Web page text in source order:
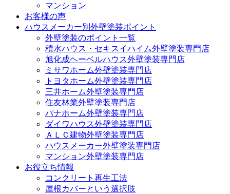
マンション
お客様の声
ハウスメーカー別外壁塗装ポイント
外壁塗装のポイント一覧
積水ハウス・セキスイハイム外壁塗装専門店
旭化成ヘーベルハウス外壁塗装専門店
ミサワホーム外壁塗装専門店
トヨタホーム外壁塗装専門店
三井ホーム外壁塗装専門店
住友林業外壁塗装専門店
パナホーム外壁塗装専門店
ダイワハウス外壁塗装専門店
ＡＬＣ建物外壁塗装専門店
ハウスメーカー外壁塗装専門店
マンション外壁塗装専門店
お役立ち情報
コンクリート再生工法
屋根カバーという選択肢